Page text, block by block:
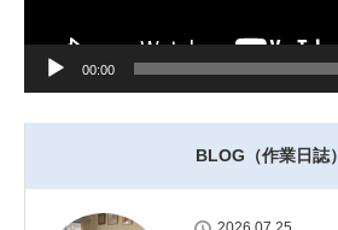
00:00
BLOG（作業日誌）